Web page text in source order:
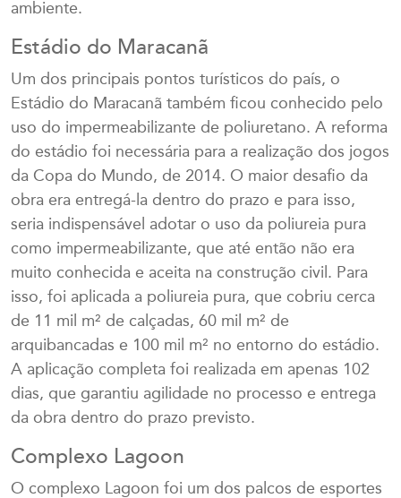
ambiente.
Estádio do Maracanã
Um dos principais pontos turísticos do país, o
Estádio do Maracanã também ficou conhecido pelo
uso do impermeabilizante de poliuretano. A reforma
do estádio foi necessária para a realização dos jogos
da Copa do Mundo, de 2014. O maior desafio da
obra era entregá-la dentro do prazo e para isso,
seria indispensável adotar o uso da poliureia pura
como impermeabilizante, que até então não era
muito conhecida e aceita na construção civil. Para
isso, foi aplicada a poliureia pura, que cobriu cerca
de 11 mil m² de calçadas, 60 mil m² de
arquibancadas e 100 mil m² no entorno do estádio.
A aplicação completa foi realizada em apenas 102
dias, que garantiu agilidade no processo e entrega
da obra dentro do prazo previsto.
Complexo Lagoon
O complexo Lagoon foi um dos palcos de esportes